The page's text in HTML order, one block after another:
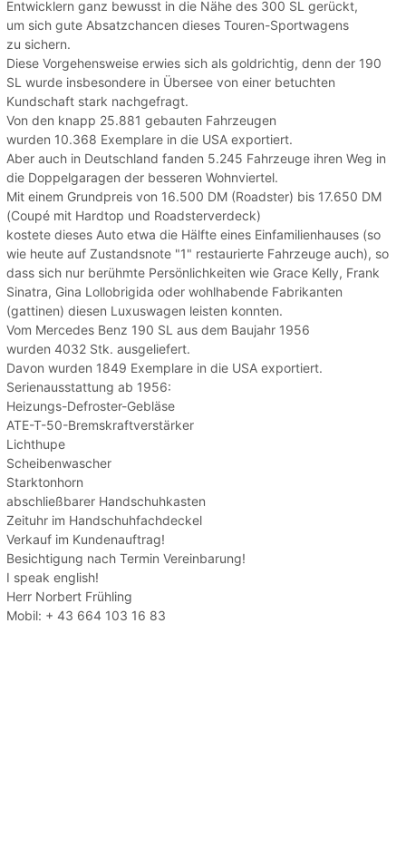
Entwicklern ganz bewusst in die Nähe des 300 SL gerückt,
um sich gute Absatzchancen dieses Touren-Sportwagens
zu sichern.
Diese Vorgehensweise erwies sich als goldrichtig, denn der 190
SL wurde insbesondere in Übersee von einer betuchten
Kundschaft stark nachgefragt.
Von den knapp 25.881 gebauten Fahrzeugen
wurden 10.368 Exemplare in die USA exportiert.
Aber auch in Deutschland fanden 5.245 Fahrzeuge ihren Weg in
die Doppelgaragen der besseren Wohnviertel.
Mit einem Grundpreis von 16.500 DM (Roadster) bis 17.650 DM
(Coupé mit Hardtop und Roadsterverdeck)
kostete dieses Auto etwa die Hälfte eines Einfamilienhauses (so
wie heute auf Zustandsnote "1" restaurierte Fahrzeuge auch), so
dass sich nur berühmte Persönlichkeiten wie Grace Kelly, Frank
Sinatra, Gina Lollobrigida oder wohlhabende Fabrikanten
(gattinen) diesen Luxuswagen leisten konnten.
Vom Mercedes Benz 190 SL aus dem Baujahr 1956
wurden 4032 Stk. ausgeliefert.
Davon wurden 1849 Exemplare in die USA exportiert.
Serienausstattung ab 1956:
Heizungs-Defroster-Gebläse
ATE-T-50-Bremskraftverstärker
Lichthupe
Scheibenwascher
Starktonhorn
abschließbarer Handschuhkasten
Zeituhr im Handschuhfachdeckel
Verkauf im Kundenauftrag!
Besichtigung nach Termin Vereinbarung!
I speak english!
Herr Norbert Frühling
Mobil: + 43 664 103 16 83